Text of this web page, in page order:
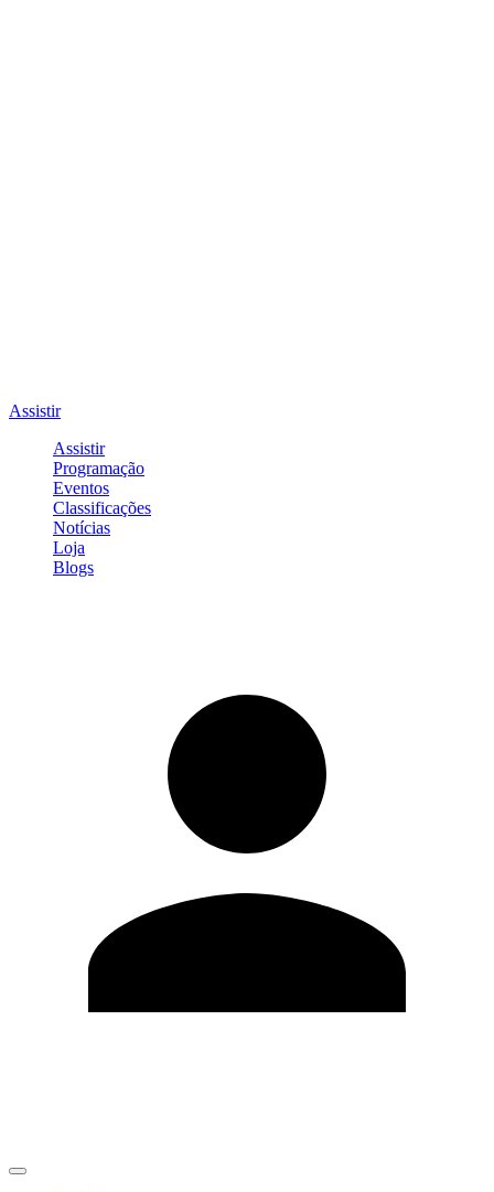
Assistir
Assistir
Programação
Eventos
Classificações
Notícias
Loja
Blogs